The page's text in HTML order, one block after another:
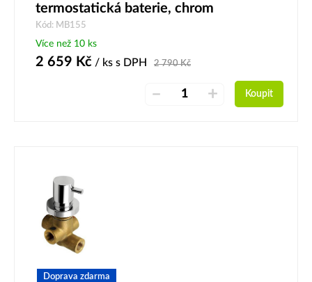
termostatická baterie, chrom
Kód: MB155
Více než 10 ks
2 659 Kč / ks s DPH 2 790Kč
– + Koupit
Doprava zdarma